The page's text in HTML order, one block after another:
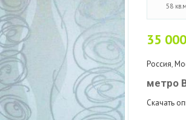
58
35 000
Россия,
метро
Скачать